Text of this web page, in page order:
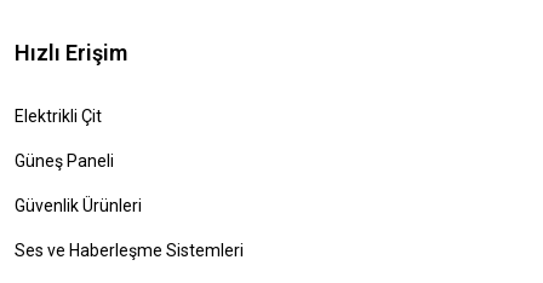
Hızlı Erişim
Elektrikli Çit
Güneş Paneli
Güvenlik Ürünleri
Ses ve Haberleşme Sistemleri